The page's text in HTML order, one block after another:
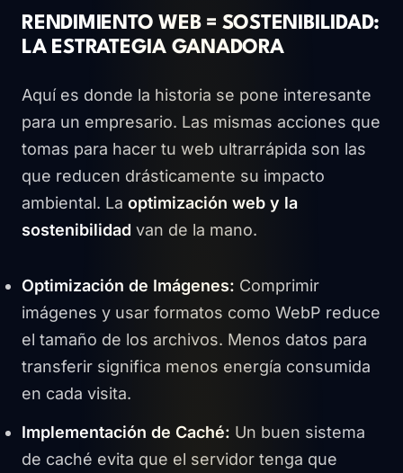
RENDIMIENTO WEB = SOSTENIBILIDAD:
LA ESTRATEGIA GANADORA
Aquí es donde la historia se pone interesante
para un empresario. Las mismas acciones que
tomas para hacer tu web ultrarrápida son las
que reducen drásticamente su impacto
ambiental. La optimización web y la
sostenibilidad van de la mano.
Optimización de Imágenes: Comprimir
imágenes y usar formatos como WebP reduce
el tamaño de los archivos. Menos datos para
transferir significa menos energía consumida
en cada visita.
Implementación de Caché: Un buen sistema
de caché evita que el servidor tenga que